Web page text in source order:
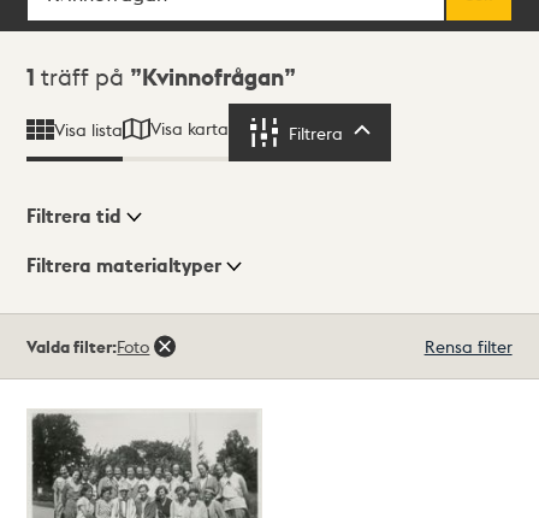
Sökresultat
1 träff på Kvinnofrågan
Visa lista Visa karta Filtrera
Visningsläge
Filtrera tid
Filtrera materialtyper
träffar
Valda filter:Foto Rensa filter